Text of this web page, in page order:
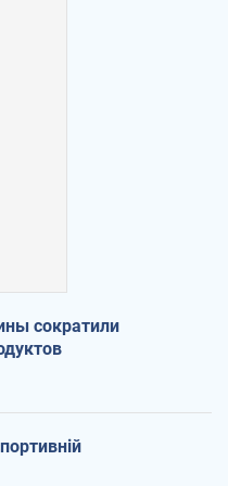
сократили